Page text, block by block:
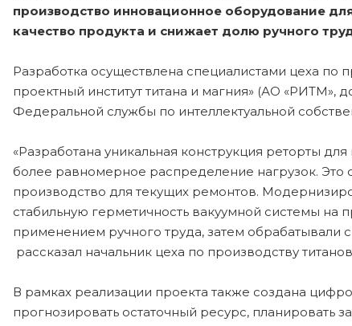
производство инновационное оборудование
качество продукта и снижает долю ручного
Разработка осуществлена специалистами цеха по
проектный институт титана и магния» (АО
Федеральной службы по интеллектуальной
«Разработана уникальная конструкция реторты
более равномерное распределение нагрузок. Это
производство для текущих ремонтов.
стабильную герметичность вакуумной системы
применением ручного труда, затем обрабатывали
рассказал начальник цеха по производству
В рамках реализации проекта также создана
прогнозировать остаточный ресурс, планировать